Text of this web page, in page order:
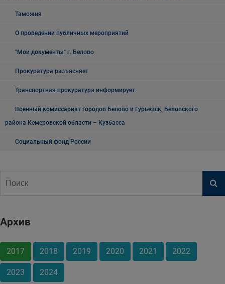
Таможня
О проведении публичных мероприятий
"Мои документы" г. Белово
Прокуратура разъясняет
Транспортная прокуратура информирует
Военный комиссариат городов Белово и Гурьевск, Беловского
района Кемеровской области – Кузбасса
Социальный фонд России
Архив
2017 2018 2019 2020 2021 2022
2023 2024